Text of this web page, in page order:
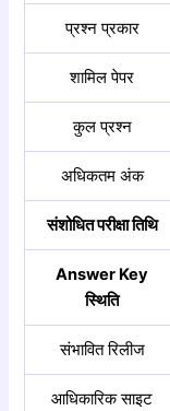
प्रश्न प्रकार
शामिल पेपर
कुल प्रश्न
अधिकतम अंक
संशोधित परीक्षा तिथि
Answer Key
स्थिति
संभावित रिलीज
आधिकारिक साइट